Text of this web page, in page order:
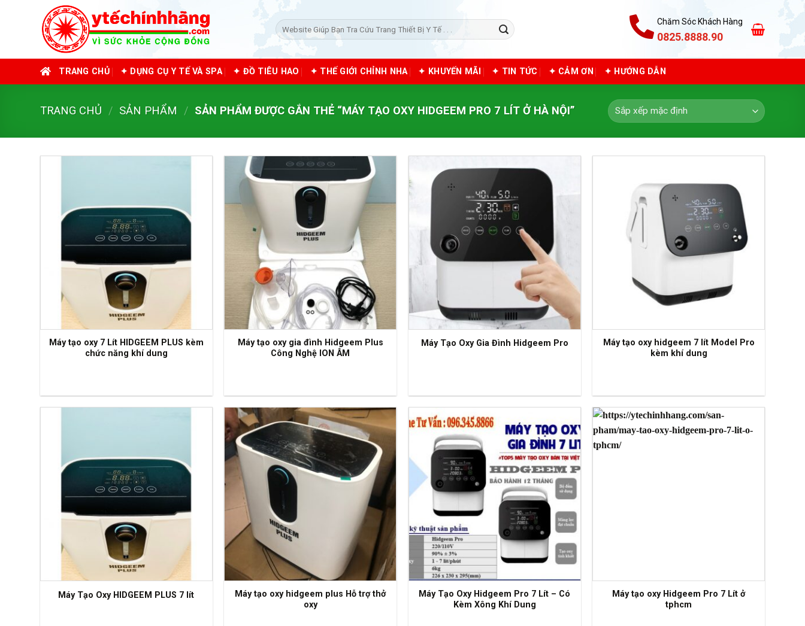
Tìm
kiếm:
Chăm Sóc Khách Hàng
0825.8888.90
TRANG CHỦ ✦ DỤNG CỤ Y TẾ VÀ SPA ✦ ĐỒ TIÊU HAO ✦ THẾ GIỚI CHỈNH NHA ✦ KHUYẾN MÃI ✦ TIN TỨC ✦ CẢM ƠN ✦ HƯỚNG DẪN
TRANG CHỦ / SẢN PHẨM / SẢN PHẨM ĐƯỢC GẮN THẺ “MÁY TẠO OXY HIDGEEM PRO 7 LÍT Ở HÀ NỘI”
Máy tạo oxy 7 Lít HIDGEEM PLUS kèm
chức năng khí dung
Máy tạo oxy gia đình Hidgeem Plus
Công Nghệ ION ÂM
Máy Tạo Oxy Gia Đình Hidgeem Pro
Máy tạo oxy hidgeem 7 lít Model Pro
kèm khí dung
Máy Tạo Oxy HIDGEEM PLUS 7 lít
Máy tạo oxy hidgeem plus Hỗ trợ thở
oxy
Máy Tạo Oxy Hidgeem Pro 7 Lít – Có
Kèm Xông Khí Dung
Máy tạo oxy Hidgeem Pro 7 Lít ở
tphcm